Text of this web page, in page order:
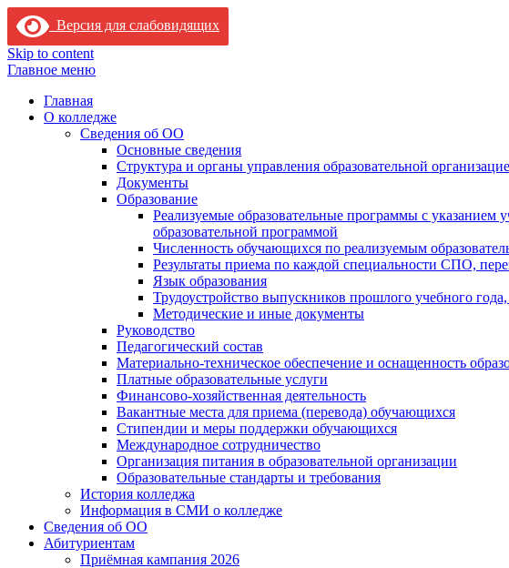
Версия для слабовидящих
Skip to content
Главное меню
Главная
О колледже
Сведения об ОО
Основные сведения
Структура и органы управления образовательной
Документы
Образование
Реализуемые образовательные программы с
образовательной программой
Численность обучающихся по реализуемым
Результаты приема по каждой специальности СПО,
Язык образования
Трудоустройство выпускников прошлого учебного
Методические и иные документы
Руководство
Педагогический состав
Материально-техническое обеспечение и оснащенность
Платные образовательные услуги
Финансово-хозяйственная деятельность
Вакантные места для приема (перевода) обучающихся
Стипендии и меры поддержки обучающихся
Международное сотрудничество
Организация питания в образовательной организации
Образовательные стандарты и требования
История колледжа
Информация в СМИ о колледже
Сведения об ОО
Абитуриентам
Приёмная кампания 2026